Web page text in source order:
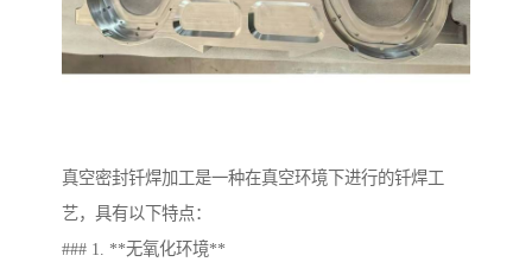
真空密封钎焊加工是一种在真空环境下进行的钎焊工
艺，具有以下特点：
### 1. **无氧化环境**